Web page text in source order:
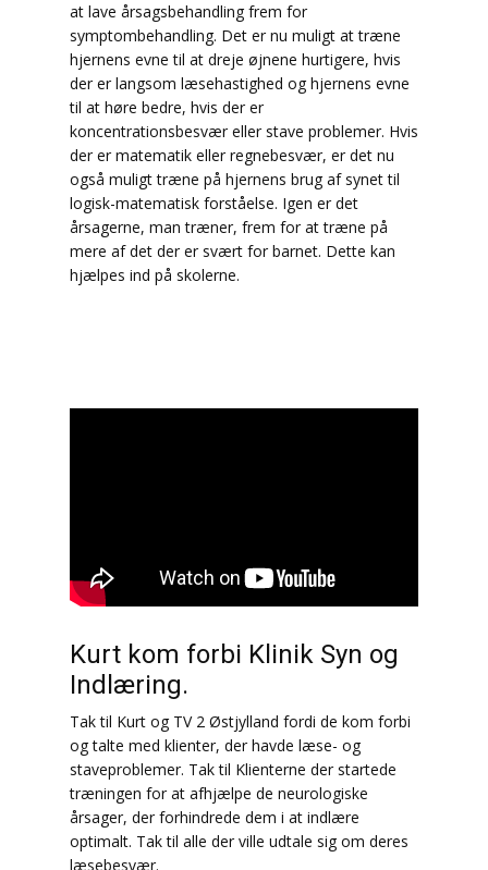
at lave årsagsbehandling frem for
symptombehandling. Det er nu muligt at træne
hjernens evne til at dreje øjnene hurtigere, hvis
der er langsom læsehastighed og hjernens evne
til at høre bedre, hvis der er
koncentrationsbesvær eller stave problemer. Hvis
der er matematik eller regnebesvær, er det nu
også muligt træne på hjernens brug af synet til
logisk-matematisk forståelse. Igen er det
årsagerne, man træner, frem for at træne på
mere af det der er svært for barnet. Dette kan
hjælpes ind på skolerne.
Kurt kom forbi Klinik Syn og
Indlæring.
Tak til Kurt og TV 2 Østjylland fordi de kom forbi
og talte med klienter, der havde læse- og
staveproblemer. Tak til Klienterne der startede
træningen for at afhjælpe de neurologiske
årsager, der forhindrede dem i at indlære
optimalt. Tak til alle der ville udtale sig om deres
læsebesvær.